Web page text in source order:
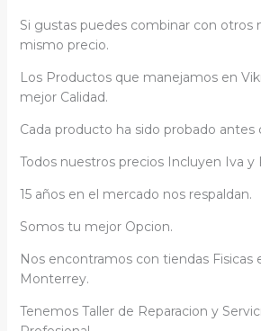
Si gustas puedes combinar con otros
mismo precio.
Los Productos que manejamos en
mejor Calidad.
Cada producto ha sido probado antes
Todos nuestros precios Incluyen Iva y
15 años en el mercado nos respaldan.
Somos tu mejor Opcion.
Nos encontramos con tiendas Fisicas
Monterrey.
Tenemos Taller de Reparacion y